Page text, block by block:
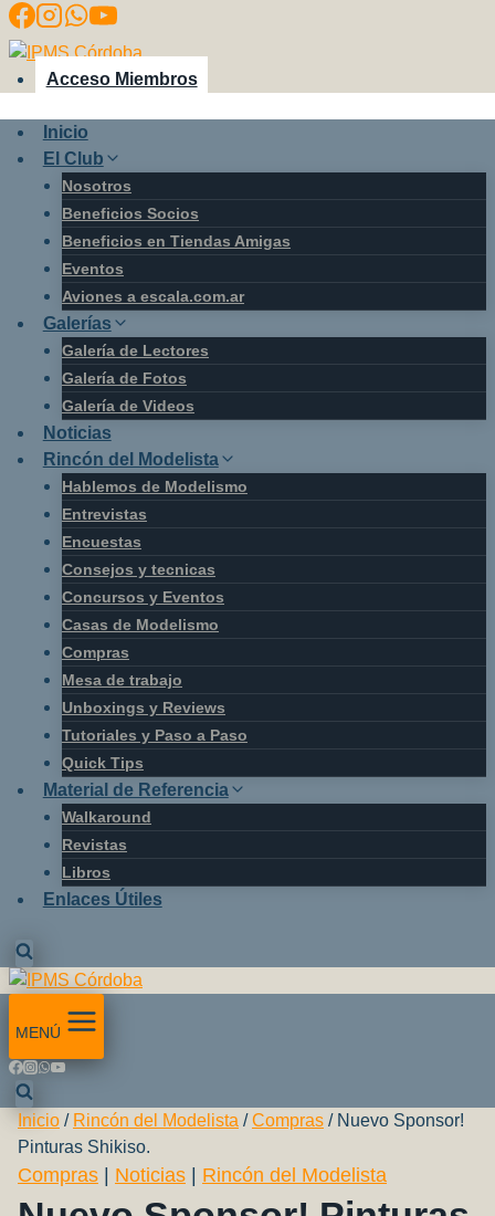
Saltar
al
contenido
Acceso Miembros
Inicio
El Club
Nosotros
Beneficios Socios
Beneficios en Tiendas Amigas
Eventos
Aviones a escala.com.ar
Galerías
Galería de Lectores
Galería de Fotos
Galería de Videos
Noticias
Rincón del Modelista
Hablemos de Modelismo
Entrevistas
Encuestas
Consejos y tecnicas
Concursos y Eventos
Casas de Modelismo
Compras
Mesa de trabajo
Unboxings y Reviews
Tutoriales y Paso a Paso
Quick Tips
Material de Referencia
Walkaround
Revistas
Libros
Enlaces Útiles
MENÚ
Inicio / Rincón del Modelista / Compras / Nuevo Sponsor!
Pinturas Shikiso.
Compras Noticias Rincón del Modelista